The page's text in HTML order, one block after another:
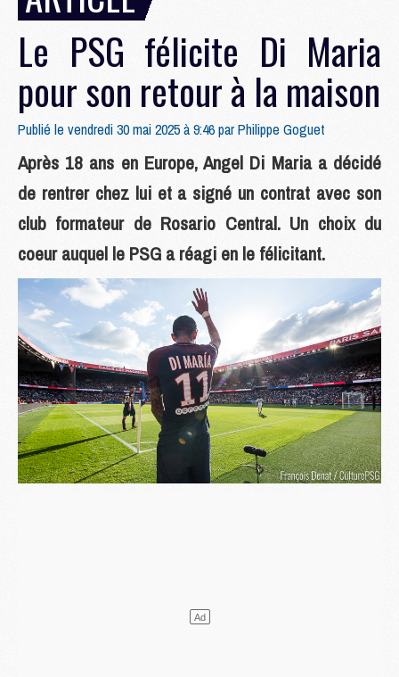
Le PSG félicite Di Maria
pour son retour à la maison
Publié le vendredi 30 mai 2025 à 9:46 parPhilippe Goguet
Après 18 ans en Europe, Angel Di Maria a décidé
de rentrer chez lui et a signé un contrat avec son
club formateur de Rosario Central. Un choix du
coeur auquel le PSG a réagi en le félicitant.